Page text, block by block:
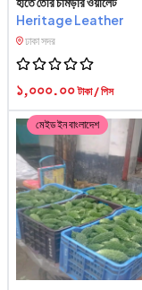
Heritage Leather
ঢাকা সদর
১,০০০.০০টাকা / পিস
মেইড ইন বাংলাদেশ